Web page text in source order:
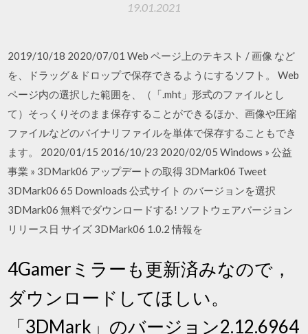
19.01.2021
2019/10/18 2020/07/01 Web ページ上のテキスト / 画像 など
を、ドラッグ＆ドロップで保存できるようにするソフト。 Web
ページ内の選択した範囲を、（「.mht」形式のファイルとし
て）そっくりそのまま保存することができるほか、画像や圧縮
ファイルなどのバイナリファイルを単体で保存することもでき
ます。 2020/01/15 2016/10/23 2020/02/05 Windows » 公益
事業 » 3DMark06 アップデートの取得 3DMark06 Tweet
3DMark06 65 Downloads 公式サイト のバージョンを選択
3DMark06 無料でダウンロードする! ソフトウェアバージョン
リリース日 サイズ 3DMark06 1.0.2 情報を
4Gamerミラーも更新済みなので，
ダウンロードしてほしい。
「3DMark」のバージョン2.12.6964